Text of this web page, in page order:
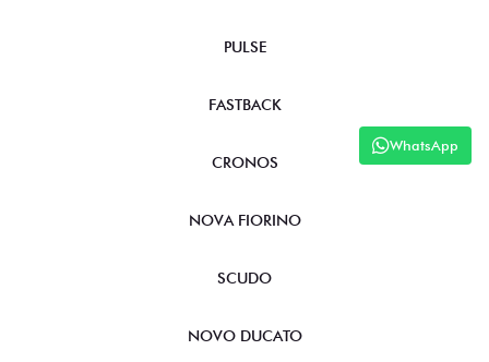
WhatsApp
PULSE
FASTBACK
CRONOS
NOVA FIORINO
SCUDO
NOVO DUCATO